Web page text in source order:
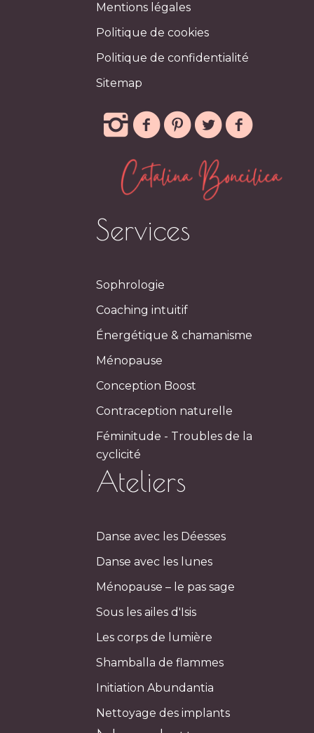
Mentions légales
Politique de cookies
Politique de confidentialité
Sitemap
Services
Sophrologie
Coaching intuitif
Énergétique & chamanisme
Ménopause
Conception Boost
Contraception naturelle
Féminitude - Troubles de la
cyclicité
Ateliers
Danse avec les Déesses
Danse avec les lunes
Ménopause – le pas sage
Sous les ailes d'Isis
Les corps de lumière
Shamballa de flammes
Initiation Abundantia
Nettoyage des implants